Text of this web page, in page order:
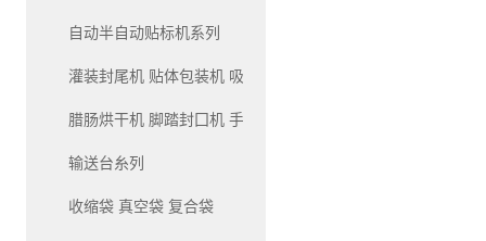
自动半自动贴标机系列
灌装封尾机 贴体包装机 吸塑包装机系列
腊肠烘干机 脚踏封囗机 手压封口机系列
输送台糸列
收缩袋 真空袋 复合袋